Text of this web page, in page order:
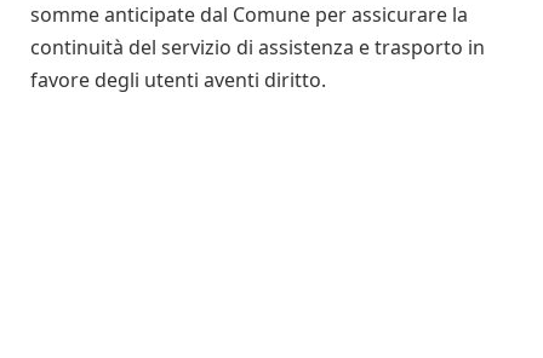
somme anticipate dal Comune per assicurare la
continuità del servizio di assistenza e trasporto in
favore degli utenti aventi diritto.